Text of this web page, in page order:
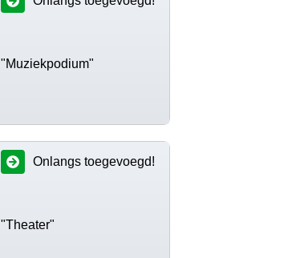
"Muziekpodium"
Onlangs toegevoegd!
"Theater"